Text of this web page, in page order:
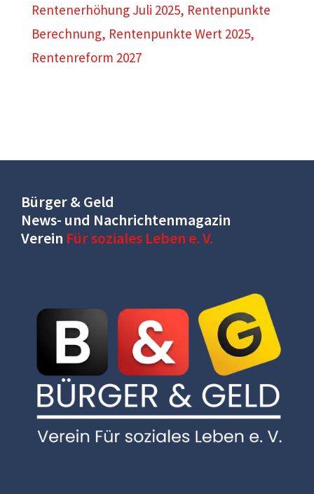
Rentenerhöhung Juli 2025, Rentenpunkte
Berechnung, Rentenpunkte Wert 2025,
Rentenreform 2027
Bürger & Geld
News- und Nachrichtenmagazin
Verein Für soziales Leben e. V.